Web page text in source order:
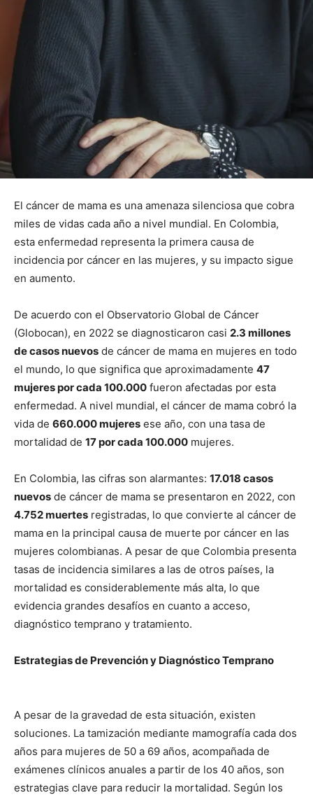
El cáncer de mama es una amenaza silenciosa que cobra
miles de vidas cada año a nivel mundial. En Colombia,
esta enfermedad representa la primera causa de
incidencia por cáncer en las mujeres, y su impacto sigue
en aumento.
De acuerdo con el Observatorio Global de Cáncer
(Globocan), en 2022 se diagnosticaron casi 2.3 millones
de casos nuevos de cáncer de mama en mujeres en todo
el mundo, lo que significa que aproximadamente 47
mujeres por cada 100.000 fueron afectadas por esta
enfermedad. A nivel mundial, el cáncer de mama cobró la
vida de 660.000 mujeres ese año, con una tasa de
mortalidad de 17 por cada 100.000 mujeres.
En Colombia, las cifras son alarmantes: 17.018 casos
nuevos de cáncer de mama se presentaron en 2022, con
4.752 muertes registradas, lo que convierte al cáncer de
mama en la principal causa de muerte por cáncer en las
mujeres colombianas. A pesar de que Colombia presenta
tasas de incidencia similares a las de otros países, la
mortalidad es considerablemente más alta, lo que
evidencia grandes desafíos en cuanto a acceso,
diagnóstico temprano y tratamiento.
Estrategias de Prevención y Diagnóstico Temprano
A pesar de la gravedad de esta situación, existen
soluciones. La tamización mediante mamografía cada dos
años para mujeres de 50 a 69 años, acompañada de
exámenes clínicos anuales a partir de los 40 años, son
estrategias clave para reducir la mortalidad. Según los